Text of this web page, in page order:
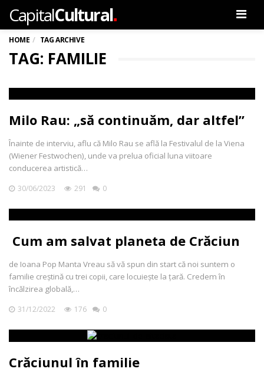
CapitalCultural.
HOME TAG ARCHIVE
TAG: FAMILIE
Milo Rau: „să continuăm, dar altfel”
Înainte de interviu, aflu că Milo Rau se află la Festivalul de la Viena
(Wiener Festwochen), unde va prelua oficial luna viitoare
conducerea artistică…
30/06/2023 291 0
Cum am salvat planeta de Crăciun
de Ioana Pop Manta Vreau să vă spun din start că noi suntem o
familie creștină cu trei copii, care locuiește la țară. Credem în
încălzirea globală,…
31/12/2022 176 0
Crăciunul în familie